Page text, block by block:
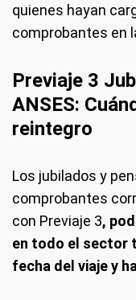
quienes hayan
comprobantes en
Previaje 3
ANSES:
reintegro
Los jubilados y
comprobantes
con Previaje 3,
en todo el sector
fecha del viaje y